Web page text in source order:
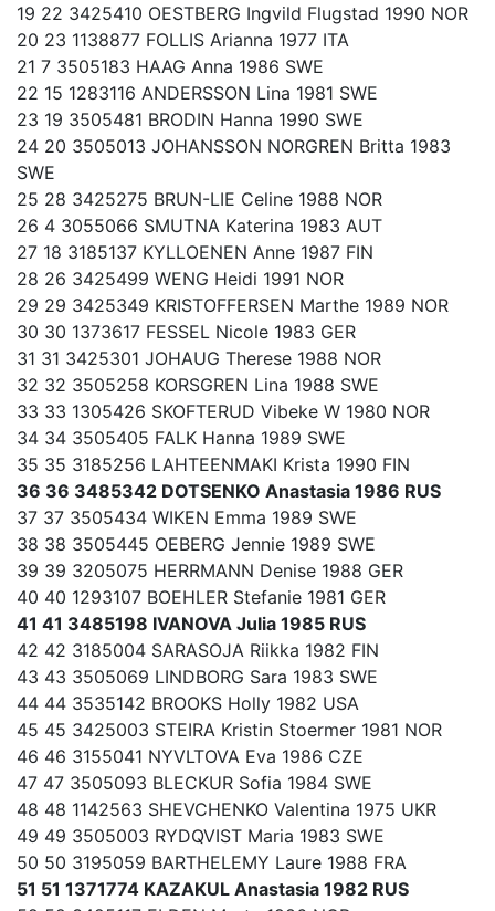
19 22 3425410 OESTBERG Ingvild Flugstad 1990 NOR
20 23 1138877 FOLLIS Arianna 1977 ITA
21 7 3505183 HAAG Anna 1986 SWE
22 15 1283116 ANDERSSON Lina 1981 SWE
23 19 3505481 BRODIN Hanna 1990 SWE
24 20 3505013 JOHANSSON NORGREN Britta 1983
SWE
25 28 3425275 BRUN-LIE Celine 1988 NOR
26 4 3055066 SMUTNA Katerina 1983 AUT
27 18 3185137 KYLLOENEN Anne 1987 FIN
28 26 3425499 WENG Heidi 1991 NOR
29 29 3425349 KRISTOFFERSEN Marthe 1989 NOR
30 30 1373617 FESSEL Nicole 1983 GER
31 31 3425301 JOHAUG Therese 1988 NOR
32 32 3505258 KORSGREN Lina 1988 SWE
33 33 1305426 SKOFTERUD Vibeke W 1980 NOR
34 34 3505405 FALK Hanna 1989 SWE
35 35 3185256 LAHTEENMAKI Krista 1990 FIN
36 36 3485342 DOTSENKO Anastasia 1986 RUS
37 37 3505434 WIKEN Emma 1989 SWE
38 38 3505445 OEBERG Jennie 1989 SWE
39 39 3205075 HERRMANN Denise 1988 GER
40 40 1293107 BOEHLER Stefanie 1981 GER
41 41 3485198 IVANOVA Julia 1985 RUS
42 42 3185004 SARASOJA Riikka 1982 FIN
43 43 3505069 LINDBORG Sara 1983 SWE
44 44 3535142 BROOKS Holly 1982 USA
45 45 3425003 STEIRA Kristin Stoermer 1981 NOR
46 46 3155041 NYVLTOVA Eva 1986 CZE
47 47 3505093 BLECKUR Sofia 1984 SWE
48 48 1142563 SHEVCHENKO Valentina 1975 UKR
49 49 3505003 RYDQVIST Maria 1983 SWE
50 50 3195059 BARTHELEMY Laure 1988 FRA
51 51 1371774 KAZAKUL Anastasia 1982 RUS